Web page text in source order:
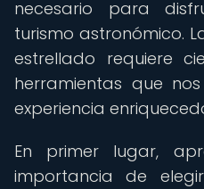
necesario para
turismo astronómico.
estrellado requiere
herramientas que
experiencia
En primer lugar,
importancia de